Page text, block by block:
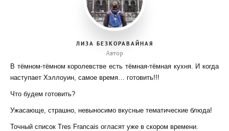
ЛИЗА БЕЗКОРАВАЙНАЯ
Автор
В тёмном-тёмном королевстве есть тёмная-тёмная кухня. И когда
наступает Хэллоуин, самое время… готовить!!!
Что будем готовить?
Ужасающе, страшно, невыносимо вкусные тематические блюда!
Точный список Tres Francais огласят уже в скором времени.